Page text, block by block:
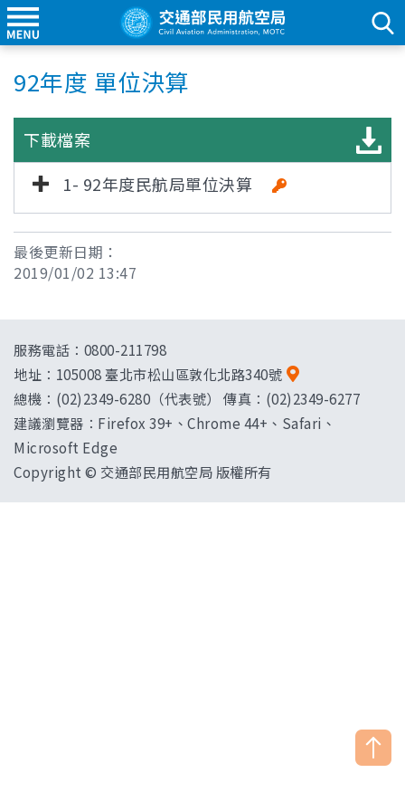
92年度 單位決算
下載檔案
1- 92年度民航局單位決算
最後更新日期：
2019/01/02 13:47
服務電話：0800-211798
地址： 105008 臺北市松山區敦化北路340號
總機：(02)2349-6280（代表號） 傳真：(02)2349-6277
建議瀏覽器：Firefox 39+、Chrome 44+、Safari、
Microsoft Edge
Copyright © 交通部民用航空局 版權所有